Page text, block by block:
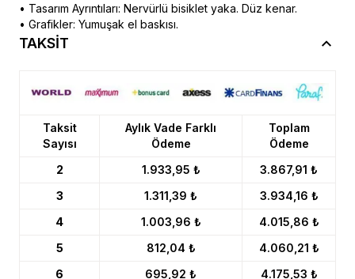
• Tasarım Ayrıntıları: Nervürlü bisiklet yaka. Düz kenar.
• Grafikler: Yumuşak el baskısı.
TAKSİT
Taksit
Sayısı
Aylık Vade Farklı
Ödeme
Toplam
Ödeme
2
1.933,95 ₺
3.867,91 ₺
3
1.311,39 ₺
3.934,16 ₺
4
1.003,96 ₺
4.015,86 ₺
5
812,04 ₺
4.060,21 ₺
6
695,92 ₺
4.175,53 ₺